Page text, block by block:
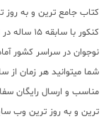
کتاب جامع ترین و به روز
کنکور با
نوجوان در سراسر کشور
شما میتوانید هر زمان از
مناسب و ارسال رایگان
ترین و به روز ترین وب